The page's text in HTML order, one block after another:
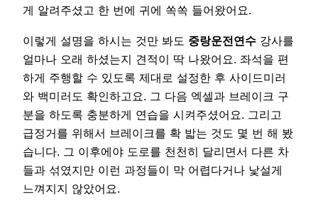
게 알려주셨고 한 번에 귀에 쏙쏙 들어왔어요.
이렇게 설명을 하시는 것만 봐도 중랑운전연수 강사를
얼마나 오래 하셨는지 견적이 딱 나왔어요. 좌석을 편
하게 주행할 수 있도록 제대로 설정한 후 사이드미러
와 백미러도 확인하고요. 그 다음 엑셀과 브레이크 구
분을 하도록 충분하게 연습을 시켜주셨어요. 그리고
급정거를 위해서 브레이크를 확 밟는 것도 몇 번 해 봤
습니다. 그 이후에야 도로를 천천히 달리면서 다른 차
들과 섞였지만 이런 과정들이 막 어렵다거나 낯설게
느껴지지 않았어요.